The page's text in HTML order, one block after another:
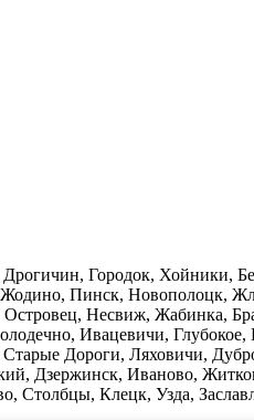
Городок,
Жодино, Пинск,
Несвиж, Жабинка,
Ивацевичи,
Дороги, Ляховичи,
Дзержинск, Иваново,
Столбцы, Клецк, Узда,